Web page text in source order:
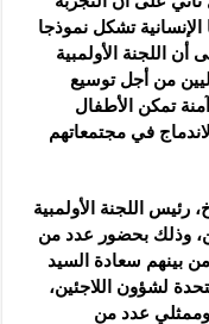
تشكل نموذجا
أن اللجنة الأولمبية
من أجل توسيع
تمكن الأطفال
في مجتمعاتهم
رئيس اللجنة الأولمبية
وذلك بحضور عدد من
بينهم سعادة السيد
لشؤون اللاجئين،
عدد من